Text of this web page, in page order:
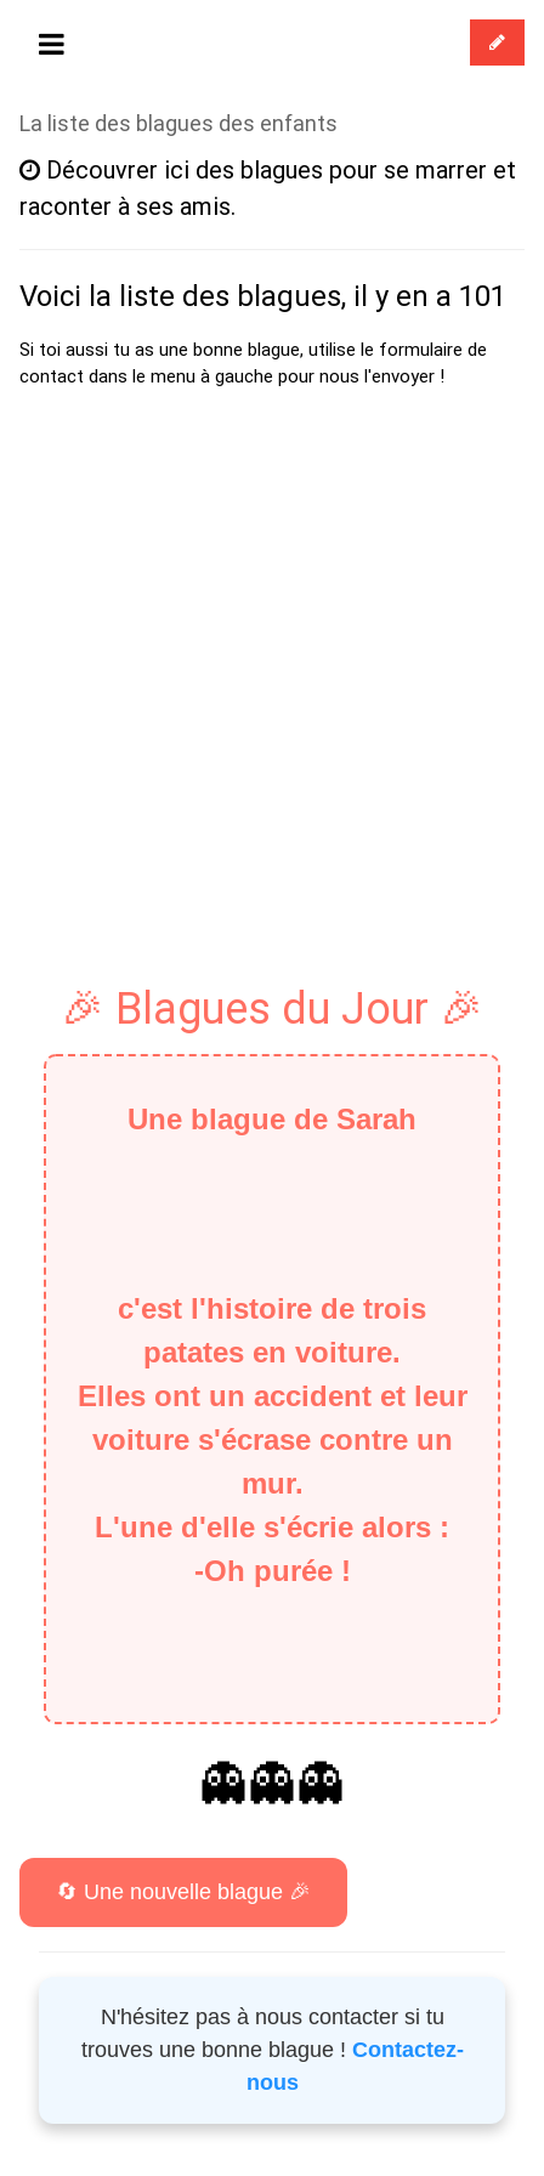
La liste des blagues des enfants
Découvrer ici des blagues pour se marrer et
raconter à ses amis.
Voici la liste des blagues, il y en a 101
Si toi aussi tu as une bonne blague, utilise le formulaire de
contact dans le menu à gauche pour nous l'envoyer !
🎉 Blagues du Jour 🎉
Une blague de Sarah
c'est l'histoire de trois
patates en voiture.
Elles ont un accident et leur
voiture s'écrase contre un
mur.
L'une d'elle s'écrie alors :
-Oh purée !
👻👻👻
N'hésitez pas à nous contacter si tu
trouves une bonne blague ! Contactez-
nous